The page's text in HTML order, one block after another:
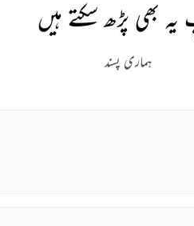
بھی پڑھ سکتے ہیں
ہماری پسند